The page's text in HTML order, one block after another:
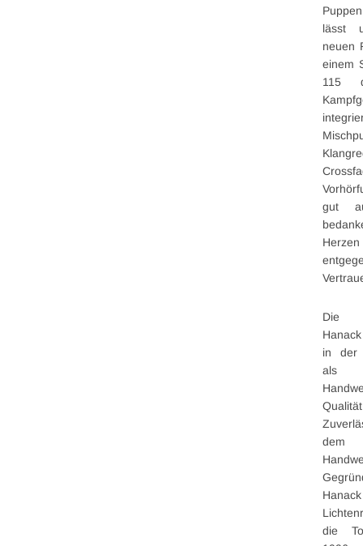
lässt
neuen
einem
115
gut
Die
in der
als
die